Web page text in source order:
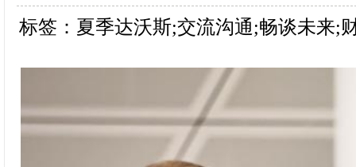
标签：夏季达沃斯;交流沟通;畅谈未来;